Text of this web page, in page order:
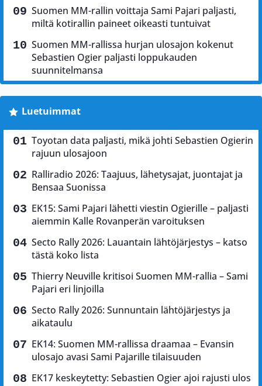
Suomen MM-rallin voittaja Sami Pajari paljasti,
miltä kotirallin paineet oikeasti tuntuivat
Suomen MM-rallissa hurjan ulosajon kokenut
Sebastien Ogier paljasti loppukauden
suunnitelmansa
Luetuimmat
Toyotan data paljasti, mikä johti Sebastien Ogierin
rajuun ulosajoon
Ralliradio 2026: Taajuus, lähetysajat, juontajat ja
Bensaa Suonissa
EK15: Sami Pajari lähetti viestin Ogierille – paljasti
aiemmin Kalle Rovanperän varoituksen
Secto Rally 2026: Lauantain lähtöjärjestys – katso
tästä koko lista
Thierry Neuville kritisoi Suomen MM-rallia – Sami
Pajari eri linjoilla
Secto Rally 2026: Sunnuntain lähtöjärjestys ja
aikataulu
EK14: Suomen MM-rallissa draamaa – Evansin
ulosajo avasi Sami Pajarille tilaisuuden
EK17 keskeytetty: Sebastien Ogier ajoi rajusti ulos